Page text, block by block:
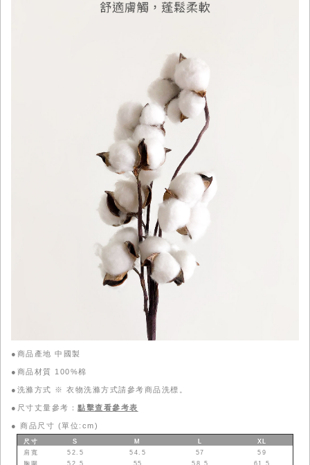
●商品產地 中國製
●商品材質 100%棉
●洗滌方式 ※ 衣物洗滌方式請參考商品洗標。
●尺寸丈量參考： 點擊查看參考表
● 商品尺寸 (單位:cm)
尺寸 S M L
XL
肩寬
52.5 54.5 57
59
胸圍
52.5 55 58.5 61.5